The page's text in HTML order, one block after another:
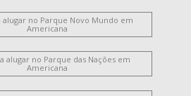
alugar no Parque Novo Mundo em
Americana
alugar no Parque das Nações em
Americana